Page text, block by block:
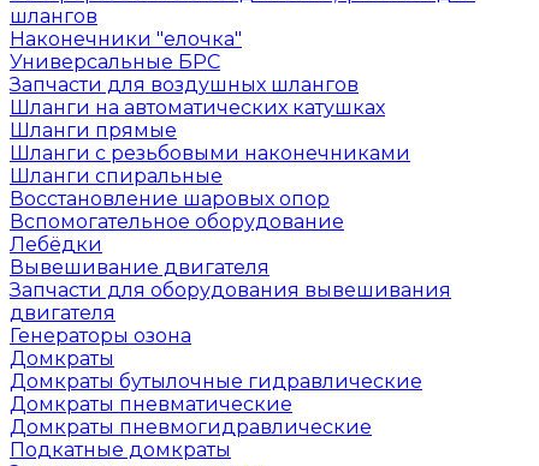
шлангов
Наконечники "елочка"
Универсальные БРС
Запчасти для воздушных шлангов
Шланги на автоматических катушках
Шланги прямые
Шланги с резьбовыми наконечниками
Шланги спиральные
Восстановление шаровых опор
Вспомогательное оборудование
Лебёдки
Вывешивание двигателя
Запчасти для оборудования вывешивания
двигателя
Генераторы озона
Домкраты
Домкраты бутылочные гидравлические
Домкраты пневматические
Домкраты пневмогидравлические
Подкатные домкраты